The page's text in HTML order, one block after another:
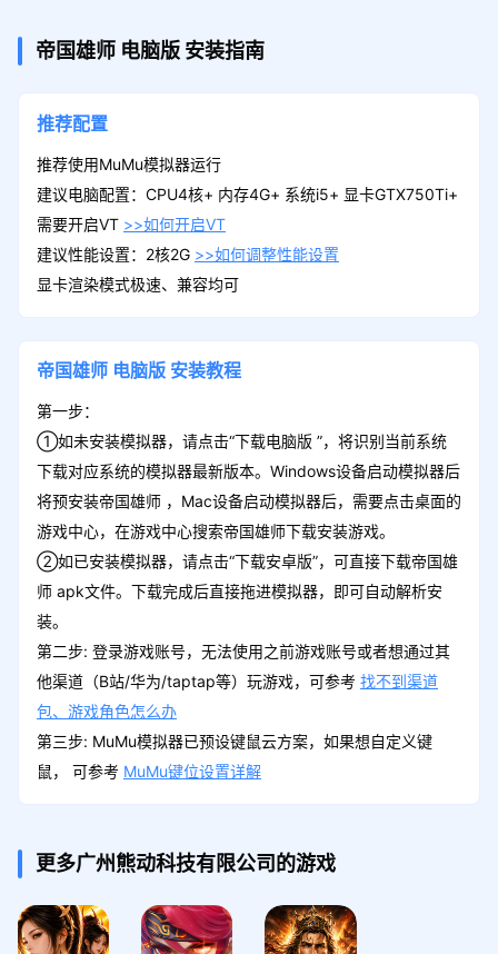
金币*6480
Lvx礼包
英雄请帖 * 5 (绑定）、战时物资 * 3 (绑
定）、高级沙漏 * 3 (绑定）、飞龙行军 *
预约礼包
00 绑定）
帝国雄师 电脑版 安装指南
推荐配置
推荐使用MuMu模拟器运行
建议电脑配置：CPU4核+ 内存4G+ 系统i5+ 显卡GTX750Ti+
需要开启VT >>如何开启VT
建议性能设置：2核2G >>如何调整性能设置
显卡渲染模式极速、兼容均可
帝国雄师 电脑版 安装教程
第一步：
①如未安装模拟器，请点击“下载电脑版 ”，将识别当前系统
下载对应系统的模拟器最新版本。Windows设备启动模拟器后
将预安装帝国雄师 ，Mac设备启动模拟器后，需要点击桌面的
游戏中心，在游戏中心搜索帝国雄师下载安装游戏。
②如已安装模拟器，请点击“下载安卓版”，可直接下载帝国雄
师 apk文件。下载完成后直接拖进模拟器，即可自动解析安
装。
第二步: 登录游戏账号，无法使用之前游戏账号或者想通过其
他渠道（B站/华为/taptap等）玩游戏，可参考 找不到渠道
包、游戏角色怎么办
第三步: MuMu模拟器已预设键鼠云方案，如果想自定义键
鼠， 可参考 MuMu键位设置详解
更多广州熊动科技有限公司的游戏